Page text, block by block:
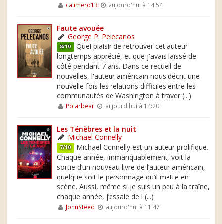
calimero13 aujourd'hui à 14:54
Faute avouée
George P. Pelecanos
8/10 Quel plaisir de retrouver cet auteur
longtemps apprécié, et que j'avais laissé de
côté pendant 7 ans. Dans ce recueil de
nouvelles, l'auteur américain nous décrit une
nouvelle fois les relations difficiles entre les
communautés de Washington à traver (...)
Polarbear aujourd'hui à 14:20
Les Ténèbres et la nuit
Michael Connelly
7/10 Michael Connelly est un auteur prolifique.
Chaque année, immanquablement, voit la
sortie d’un nouveau livre de l’auteur américain,
quelque soit le personnage qu’il mette en
scène. Aussi, même si je suis un peu à la traîne,
chaque année, j’essaie de l (...)
JohnSteed aujourd'hui à 11:47